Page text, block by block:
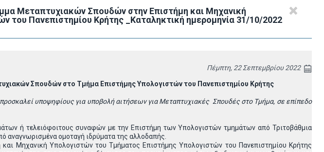
Μεταπτυχιακών Σπουδών στην Επιστήμη και Μηχανική
του Πανεπιστημίου Κρήτης _Καταληκτική ημερομηνία 31/10/2022
Πέμπτη, 22 Σεπτεμβρίου 2022
Σπουδών στο Τμήμα Eπιστήμης Υπολογιστών του Πανεπιστημίου Κρήτης
υποψηφίους για υποβολή αιτήσεων για Μεταπτυχιακές Σπουδές στο Τμήμα, σε επίπεδο
ή τελειόφοιτους συναφών με την Επιστήμη των Υπολογιστών τμημάτων από Τριτοβάθμια
αναγνωρισμένα ομοταγή ιδρύματα της αλλοδαπής.
Μηχανική Υπολογιστών του Τμήματος Επιστήμης Υπολογιστών του Πανεπιστημίου Κρήτης